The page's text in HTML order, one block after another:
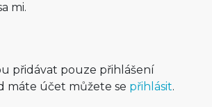
mi.
přidávat pouze přihlášení
máte účet můžete se přihlásit.